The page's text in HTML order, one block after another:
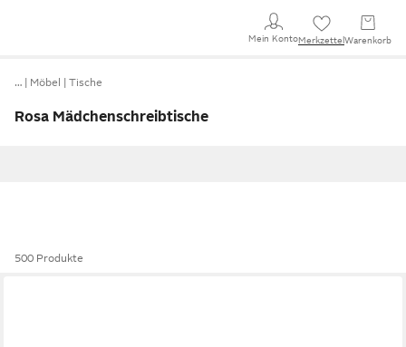
Mein KontoMerkzettel Warenkorb
… Möbel Tische
Rosa Mädchenschreibtische
500 Produkte